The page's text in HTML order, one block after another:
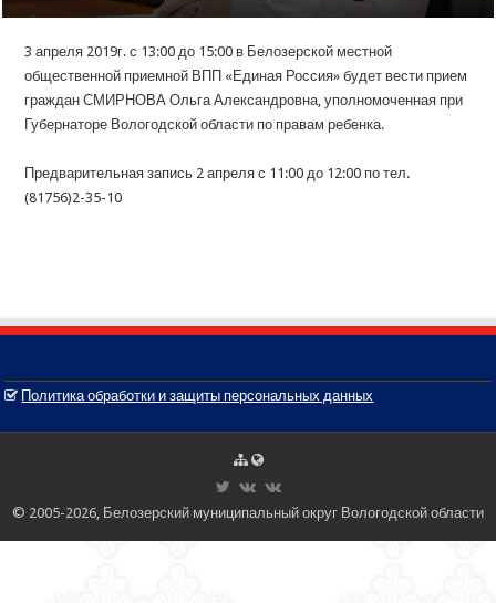
3 апреля 2019г. с 13:00 до 15:00 в Белозерской местной
общественной приемной ВПП «Единая Россия» будет вести прием
граждан СМИРНОВА Ольга Александровна, уполномоченная при
Губернаторе Вологодской области по правам ребенка.
Предварительная запись 2 апреля с 11:00 до 12:00 по тел.
(81756)2-35-10
Политика обработки и защиты персональных данных
© 2005-2026, Белозерский муниципальный округ Вологодской области